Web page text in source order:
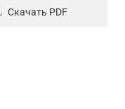
Скачать PDF